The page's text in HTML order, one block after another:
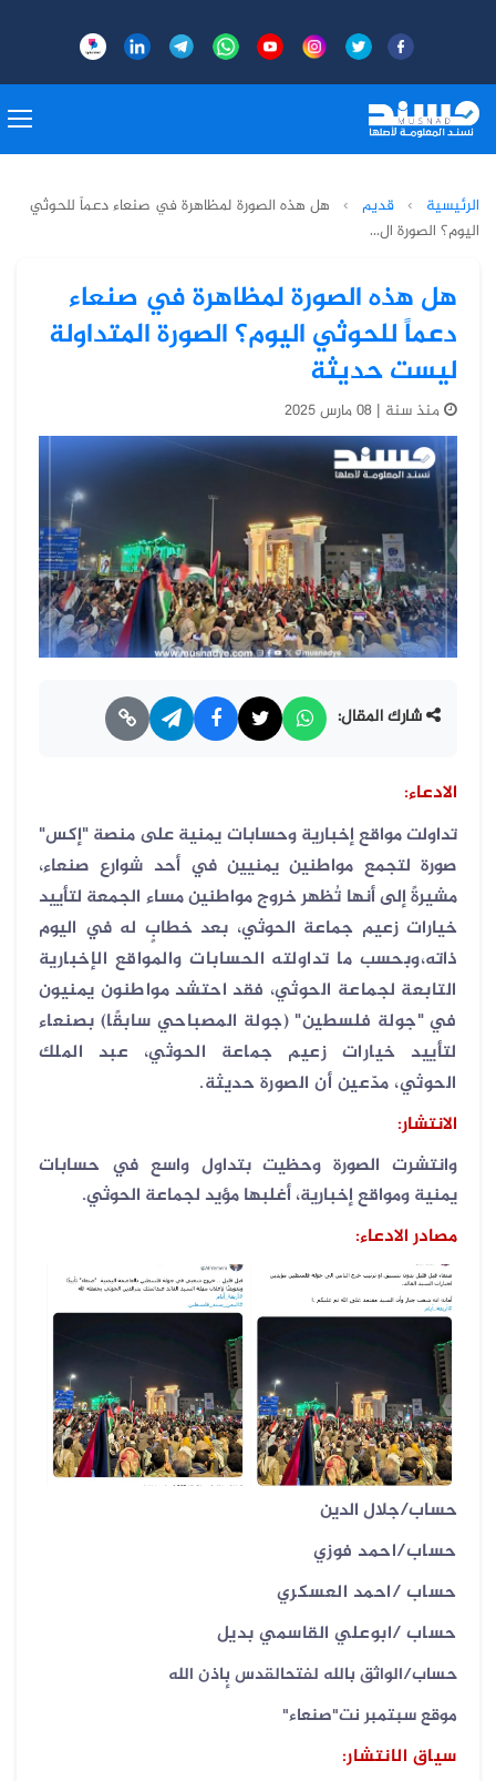
الرئيسية › قديم › هل هذه الصورة لمظاهرة في صنعاء دعماً للحوثي
اليوم؟ الصورة ال...
هل هذه الصورة لمظاهرة في صنعاء
دعماً للحوثي اليوم؟ الصورة المتداولة
ليست حديثة
منذ سنة | 08 مارس 2025
شارك المقال:
الادعاء:
تداولت مواقع إخبارية وحسابات يمنية على منصة "إكس"
صورة لتجمع مواطنين يمنيين في أحد شوارع صنعاء،
مشيرةً إلى أنها تُظهر خروج مواطنين مساء الجمعة لتأييد
خيارات زعيم جماعة الحوثي، بعد خطابٍ له في اليوم
ذاته،وبحسب ما تداولته الحسابات والمواقع الإخبارية
التابعة لجماعة الحوثي، فقد احتشد مواطنون يمنيون
في "جولة فلسطين" (جولة المصباحي سابقًا) بصنعاء
لتأييد خيارات زعيم جماعة الحوثي، عبد الملك
الحوثي، مدّعين أن الصورة حديثة.
الانتشار:
وانتشرت الصورة وحظيت بتداول واسع في حسابات
يمنية ومواقع إخبارية، أغلبها مؤيد لجماعة الحوثي.
مصادر الادعاء:
حساب/جلال الدين
حساب/احمد فوزي
حساب /احمد العسكري
حساب /ابوعلي القاسمي بديل
حساب/الواثق بالله لفتحالقدس بٕاذن الله
موقع سبتمبر نت"صنعاء"
سياق الانتشار: